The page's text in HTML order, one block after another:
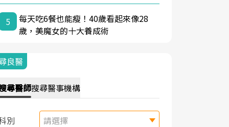
5
每天吃6餐也能瘦！40歲看起來像28
歲，美魔女的十大養成術
良醫
尋醫師搜尋醫事機構
別 請選擇